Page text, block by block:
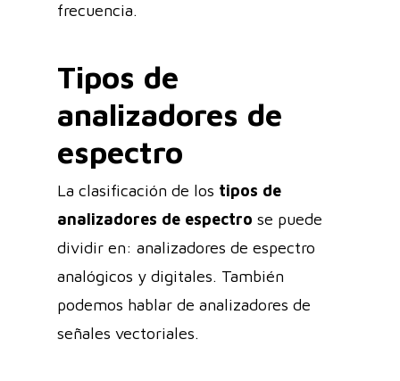
frecuencia.
Tipos de
analizadores de
espectro
La clasificación de los tipos de
analizadores de espectro se puede
dividir en: analizadores de espectro
analógicos y digitales. También
podemos hablar de analizadores de
señales vectoriales.